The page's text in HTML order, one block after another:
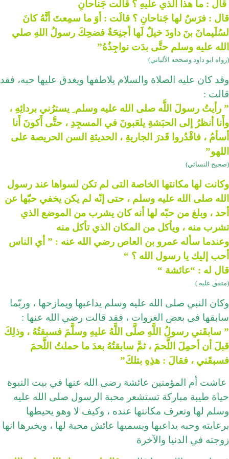
ٌ قال : ما هذا الَّذي علَيهِ ؟ قالَت جَناحانِ
قال : فرَسٌ لها جَناحانِ ؟ قالَت : أوَ ما سمِعتَ أنَّهُ كانَ
لسُلَيمانَ بنَ داودَ خيلٌ لَها أجنِحَةٌ فضحِكَ رسولُ اللهِ صلي
الله عليه وسلم حتَّى بدَت نواجِذُهُ”
(رواه ابو داود وصححه اﻷلباني)
وقد كان عليه الصلاة والسلام يلاطفها ويغدق عليها حبه، فقد
قالت :
” رأيتُ رسولَ اللَّه صلى الله عليه وسلم ِ يسترُني بردائِهِ ،
وأَنا أنظرُ إلى الحبَشةِ يلعَبونَ في المسجِدِ ، حتَّى أَكونَ أَنا
أسأمُ ، فاقْدُروا قَدرَ الجاريةِ ، الحديثةِ السن الحريصة على
اللهو”
(صحيح النسائي)
وكانت لها مكانتها الخاصة التى لم تكن لسواها عند رسول
الله صلى الله عليه وسلم ، حتى إنّه لم يكن يخفي حبّها عن
أحد ، وبلغ من حبّه لها أنه كان يشرب من الموضع الذي
تشرب منه ، ويأكل من المكان الذي تأكل منه
وعندما سأله عمرو بن العاص رضي الله عنه : ” أي الناس
أحب إليك يا رسول الله ؟ “
قال له : “عائشة “
(متفق عليه )
وكان النبي صلى الله عليه وسلم يداعبها ويمازحها ، وربّما
سابقها في بعض الغزوات ، فقد قالت رضي الله عنها :
” سابقَني رسولُ اللَّهِ صلَّى اللَّهُ عليهِ وسلَّمَ فسبقتُهُ ، وذلِكَ
قبلَ أن أحمِلَ اللَّحمَ ، ثمَّ سابقتُهُ بعدَ ما حملتُ اللَّحمَ
فسبقَني ، فقالَ : هذِهِ بتلكَ”
عاشت أم المؤمنين عائشة رضي الله عنها في بيت النبوة
حياة طيبة مباركة تستشعر محبة الرسول صلى الله عليه
وسلم لها وتعرف مكانتها عنده ، وكيف لا وهو يحيطها
برعايته وحبه يداعبها ويسميها عائش محبة لها ، ويخبرها انها
زوجته في الدنيا والآخرة